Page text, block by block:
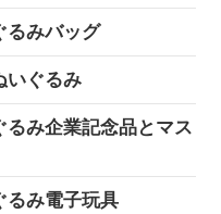
るみバッグ
いぐるみ
るみ企業記念品とマス
るみ電子玩具